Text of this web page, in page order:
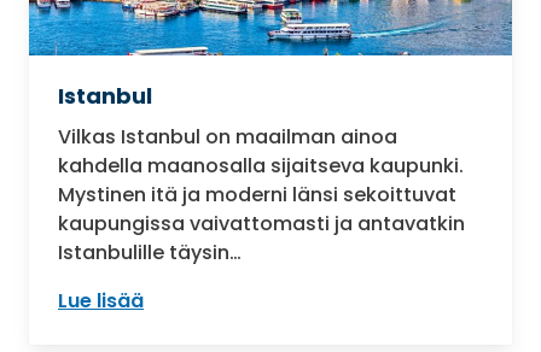
Istanbul
Vilkas Istanbul on maailman ainoa
kahdella maanosalla sijaitseva kaupunki.
Mystinen itä ja moderni länsi sekoittuvat
kaupungissa vaivattomasti ja antavatkin
Istanbulille täysin…
Lue lisää